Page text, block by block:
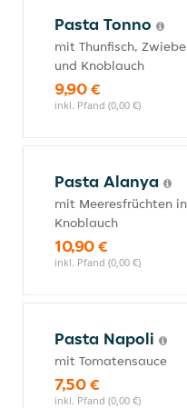
Pasta Tonno
mit Thunfisch,
und Knoblauch
9,90 €
inkl. Pfand (0,00 €)
Pasta Alanya
mit Meeresfrüchten
Knoblauch
10,90 €
inkl. Pfand (0,00 €)
Pasta Napoli
mit Tomatensauce
7,50 €
inkl. Pfand (0,00 €)